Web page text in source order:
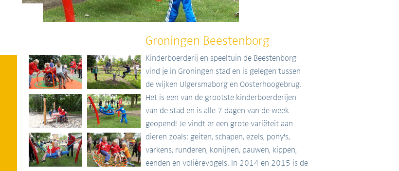
Groningen Beestenborg
Kinderboerderij en speeltuin de Beestenborg
vind je in Groningen stad en is gelegen tussen
de wijken Ulgersmaborg en Oosterhoogebrug.
Het is een van de grootste kinderboerderijen
van de stad en is alle 7 dagen van de week
geopend! Je vindt er een grote variëteit aan
dieren zoals: geiten, schapen, ezels, pony's,
varkens, runderen, konijnen, pauwen, kippen,
eenden en volièrevogels. In 2014 en 2015 is de